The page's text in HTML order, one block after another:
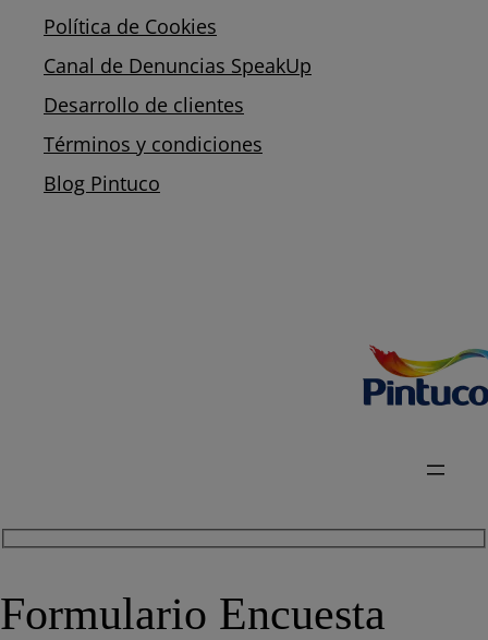
Política de Cookies
Canal de Denuncias SpeakUp
Desarrollo de clientes
Términos y condiciones
Blog Pintuco
Formulario Encuesta